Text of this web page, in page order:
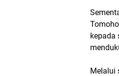
kepada
Melalui